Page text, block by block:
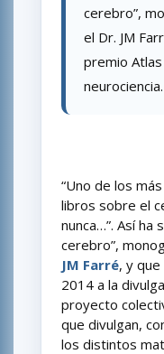
cerebro”,
el Dr. JM
premio
neurociencia.
“Uno de los
libros sobre el
nunca…”. Así ha
cerebro”,
JM Farré, y
2014 a la
proyecto
que divulgan,
los distintos